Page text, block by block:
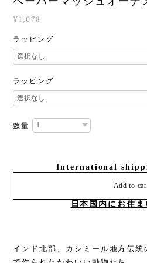
¥1,078
ラッピング
ラッピング
数量
International
Add to
日本国内にお住
インド北部、カシミール地方伝統